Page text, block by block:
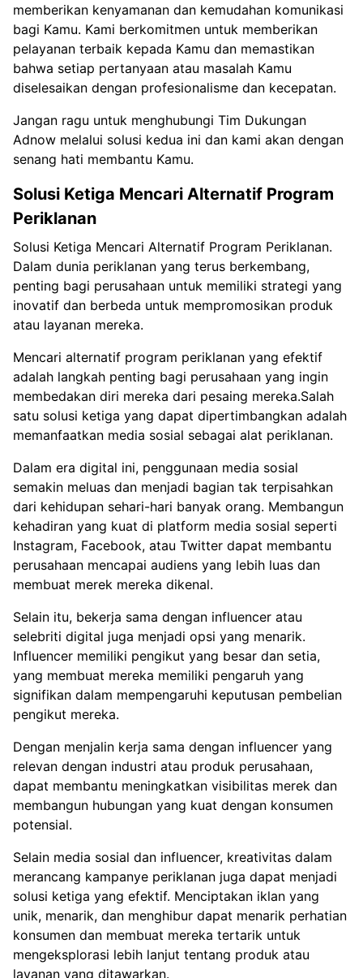
memberikan kenyamanan dan kemudahan komunikasi
bagi Kamu. Kami berkomitmen untuk memberikan
pelayanan terbaik kepada Kamu dan memastikan
bahwa setiap pertanyaan atau masalah Kamu
diselesaikan dengan profesionalisme dan kecepatan.
Jangan ragu untuk menghubungi Tim Dukungan
Adnow melalui solusi kedua ini dan kami akan dengan
senang hati membantu Kamu.
Solusi Ketiga Mencari Alternatif Program
Periklanan
Solusi Ketiga Mencari Alternatif Program Periklanan.
Dalam dunia periklanan yang terus berkembang,
penting bagi perusahaan untuk memiliki strategi yang
inovatif dan berbeda untuk mempromosikan produk
atau layanan mereka.
Mencari alternatif program periklanan yang efektif
adalah langkah penting bagi perusahaan yang ingin
membedakan diri mereka dari pesaing mereka.Salah
satu solusi ketiga yang dapat dipertimbangkan adalah
memanfaatkan media sosial sebagai alat periklanan.
Dalam era digital ini, penggunaan media sosial
semakin meluas dan menjadi bagian tak terpisahkan
dari kehidupan sehari-hari banyak orang. Membangun
kehadiran yang kuat di platform media sosial seperti
Instagram, Facebook, atau Twitter dapat membantu
perusahaan mencapai audiens yang lebih luas dan
membuat merek mereka dikenal.
Selain itu, bekerja sama dengan influencer atau
selebriti digital juga menjadi opsi yang menarik.
Influencer memiliki pengikut yang besar dan setia,
yang membuat mereka memiliki pengaruh yang
signifikan dalam mempengaruhi keputusan pembelian
pengikut mereka.
Dengan menjalin kerja sama dengan influencer yang
relevan dengan industri atau produk perusahaan,
dapat membantu meningkatkan visibilitas merek dan
membangun hubungan yang kuat dengan konsumen
potensial.
Selain media sosial dan influencer, kreativitas dalam
merancang kampanye periklanan juga dapat menjadi
solusi ketiga yang efektif. Menciptakan iklan yang
unik, menarik, dan menghibur dapat menarik perhatian
konsumen dan membuat mereka tertarik untuk
mengeksplorasi lebih lanjut tentang produk atau
layanan yang ditawarkan.